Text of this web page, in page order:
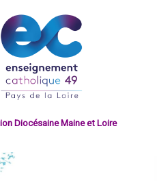
Diocésaine Maine et